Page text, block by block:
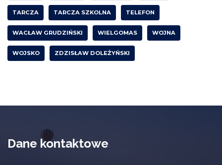
TARCZA TARCZA SZKOLNA TELEFON
WACŁAW GRUDZIŃSKI WIELGOMAS WOJNA
WOJSKO ZDZISŁAW DOLEŻYŃSKI
Dane kontaktowe